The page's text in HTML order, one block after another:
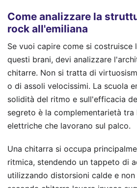
Come analizzare la
rock all'emiliana
Se vuoi capire come si
questi brani, devi analizzare
chitarre. Non si tratta di
o di assoli velocissimi. La scuola
solidità del ritmo e sull'efficacia
segreto è la complementarietà tra
elettriche che lavorano sul palco.
Una chitarra si occupa
ritmica, stendendo un tappeto di
utilizzando distorsioni calde e